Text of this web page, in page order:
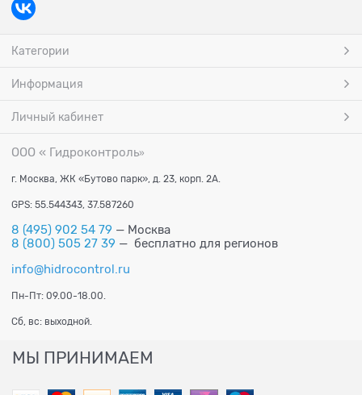
Категории
Информация
Личный кабинет
ООО « Гидроконтроль»
г. Москва, ЖК «Бутово парк», д. 23, корп. 2А.
GPS: 55.544343, 37.587260
8 (495) 902 54 79 — Москва
8 (800) 505 27 39 — бесплатно для регионов
info@hidrocontrol.ru
Пн-Пт: 09.00-18.00.
Сб, вс: выходной.
МЫ ПРИНИМАЕМ